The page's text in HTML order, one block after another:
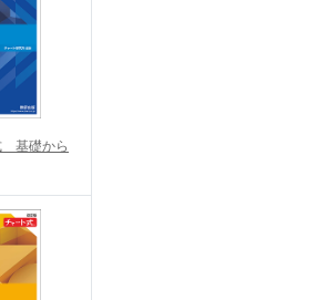
基礎から